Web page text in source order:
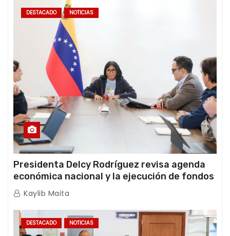
DESTACADO NOTICIAS
Presidenta Delcy Rodríguez revisa agenda
económica nacional y la ejecución de fondos
de emergencia post-sismos
Kaylib Maita
DESTACADO NOTICIAS